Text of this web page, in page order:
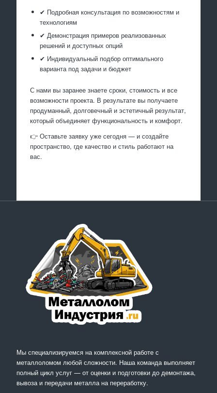
✔ Подробная консультация по возможностям и
технологиям
✔ Демонстрация примеров реализованных
решений и доступных опций
✔ Индивидуальный подбор оптимального
варианта под задачи и бюджет
С нами вы заранее знаете сроки, стоимость и все
возможности проекта. В результате вы получаете
продуманный, долговечный и эстетичный результат,
который объединяет функциональность и комфорт.
👉 Оставьте заявку уже сегодня — и создайте
пространство, где качество и стиль работают на
вас.
Мы специализируемся на комплексной работе с
металлоломом любой сложности. Наша команда выполняет
полный цикл услуг — от оценки и подготовки до демонтажа,
вывоза и передачи металла на переработку.